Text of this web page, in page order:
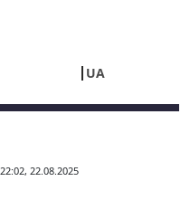
UA
22:02, 22.08.2025